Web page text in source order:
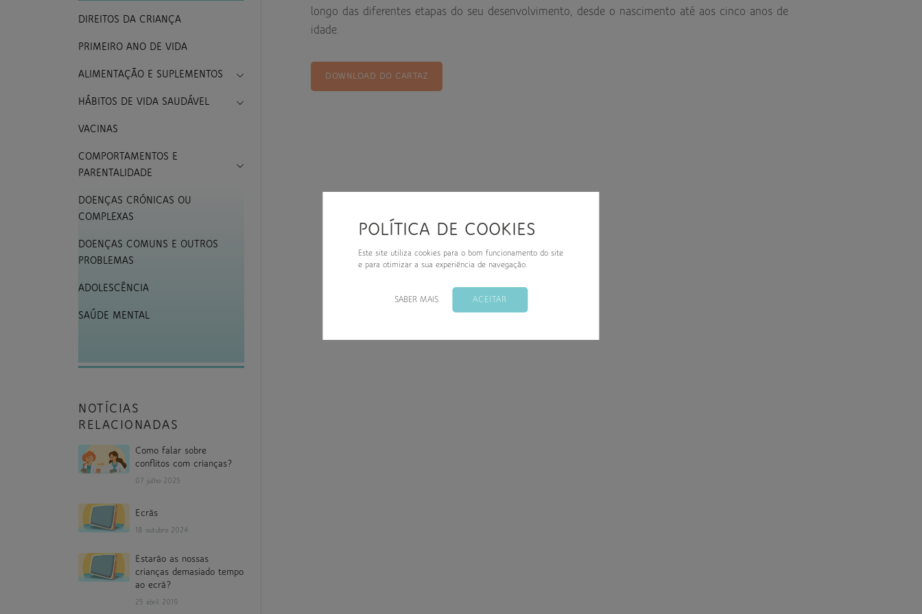
POLÍTICA DE COOKIES
Este site utiliza cookies para o bom funcionamento do site
e para otimizar a sua experiência de navegação.
SABER MAIS ACEITAR
DIREITOS DA CRIANÇA
PRIMEIRO ANO DE VIDA
ALIMENTAÇÃO E SUPLEMENTOS Toggle Dropdown
HÁBITOS DE VIDA SAUDÁVEL
VACINAS
COMPORTAMENTOS E
PARENTALIDADE
DOENÇAS CRÓNICAS OU
COMPLEXAS
DOENÇAS COMUNS E OUTROS
PROBLEMAS
ADOLESCÊNCIA
SAÚDE MENTAL
NOTÍCIAS
RELACIONADAS
Como falar sobre
conflitos com crianças?
07 julho 2025
Ecrãs
18 outubro 2024
Estarão as nossas
crianças demasiado tempo
ao ecrã?
25 abril 2019
longo das diferentes etapas do seu desenvolvimento, desde o nascimento até aos cinco anos de
idade.
DOWNLOAD DO CARTAZ